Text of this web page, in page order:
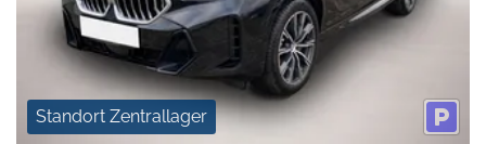
Standort Zentrallager